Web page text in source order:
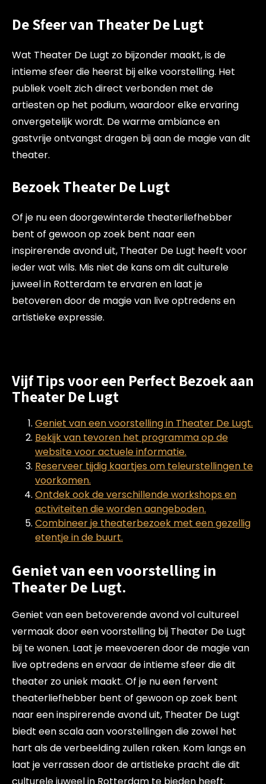
De Sfeer van Theater De Lugt
Wat Theater De Lugt zo bijzonder maakt, is de
intieme sfeer die heerst bij elke voorstelling. Het
publiek voelt zich direct verbonden met de
artiesten op het podium, waardoor elke ervaring
onvergetelijk wordt. De warme ambiance en
gastvrije ontvangst dragen bij aan de magie van dit
theater.
Bezoek Theater De Lugt
Of je nu een doorgewinterde theaterliefhebber
bent of gewoon op zoek bent naar een
inspirerende avond uit, Theater De Lugt heeft voor
ieder wat wils. Mis niet de kans om dit culturele
juweel in Rotterdam te ervaren en laat je
betoveren door de magie van live optredens en
artistieke expressie.
Vijf Tips voor een Perfect Bezoek aan
Theater De Lugt
Geniet van een voorstelling in Theater De Lugt.
Bekijk van tevoren het programma op de
website voor actuele informatie.
Reserveer tijdig kaartjes om teleurstellingen te
voorkomen.
Ontdek ook de verschillende workshops en
activiteiten die worden aangeboden.
Combineer je theaterbezoek met een gezellig
etentje in de buurt.
Geniet van een voorstelling in
Theater De Lugt.
Geniet van een betoverende avond vol cultureel
vermaak door een voorstelling bij Theater De Lugt
bij te wonen. Laat je meevoeren door de magie van
live optredens en ervaar de intieme sfeer die dit
theater zo uniek maakt. Of je nu een fervent
theaterliefhebber bent of gewoon op zoek bent
naar een inspirerende avond uit, Theater De Lugt
biedt een scala aan voorstellingen die zowel het
hart als de verbeelding zullen raken. Kom langs en
laat je verrassen door de artistieke pracht die dit